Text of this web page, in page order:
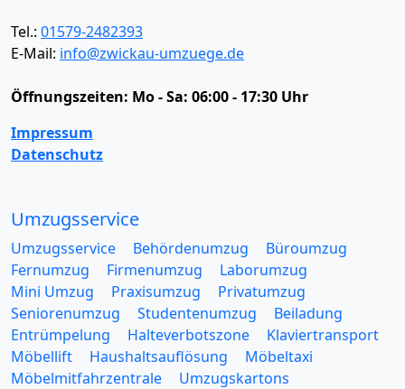
Tel.: 01579-2482393
E-Mail: info@zwickau-umzuege.de
Öffnungszeiten: Mo - Sa: 06:00 - 17:30 Uhr
Impressum
Datenschutz
Umzugsservice
Umzugsservice Behördenumzug
Büroumzug
Fernumzug
Firmenumzug
Laborumzug
Mini Umzug
Praxisumzug
Privatumzug
Seniorenumzug
Studentenumzug
Beiladung
Entrümpelung
Halteverbotszone
Klaviertransport
Möbellift
Haushaltsauflösung
Möbeltaxi
Möbelmitfahrzentrale
Umzugskartons